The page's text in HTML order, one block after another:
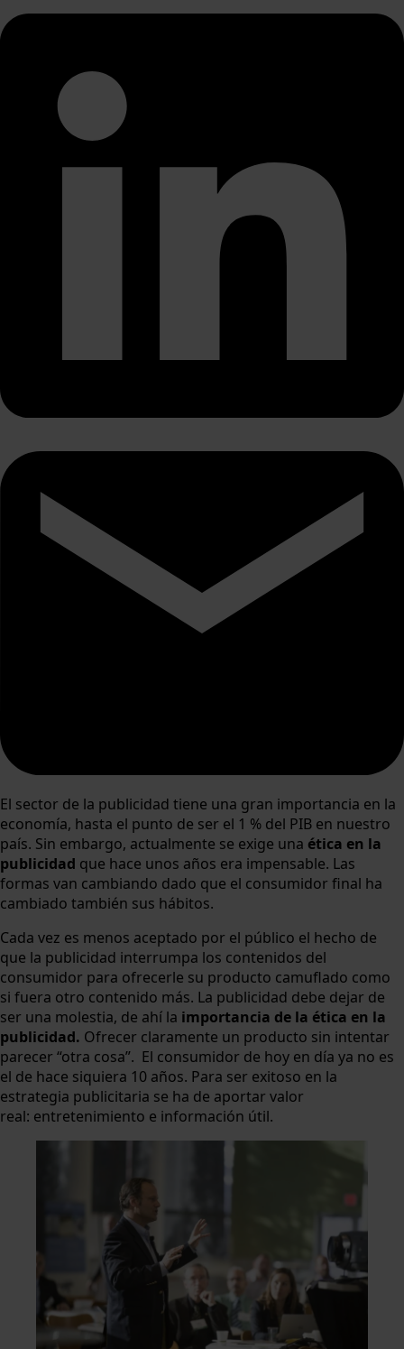
El sector de la publicidad tiene una gran importancia en la
economía, hasta el punto de ser el 1 % del PIB en nuestro
país. Sin embargo, actualmente se exige una ética en la
publicidad que hace unos años era impensable. Las
formas van cambiando dado que el consumidor final ha
cambiado también sus hábitos.
Cada vez es menos aceptado por el público el hecho de
que la publicidad interrumpa los contenidos del
consumidor para ofrecerle su producto camuflado como
si fuera otro contenido más. La publicidad debe dejar de
ser una molestia, de ahí la importancia de la ética en la
publicidad. Ofrecer claramente un producto sin intentar
parecer “otra cosa”. El consumidor de hoy en día ya no es
el de hace siquiera 10 años. Para ser exitoso en la
estrategia publicitaria se ha de aportar valor
real: entretenimiento e información útil.